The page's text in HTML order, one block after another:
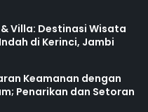
Villa: Destinasi Wisata
di Kerinci, Jambi
Keamanan dengan
Penarikan dan Setoran